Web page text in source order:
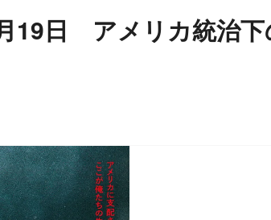
19日 アメリカ統治下